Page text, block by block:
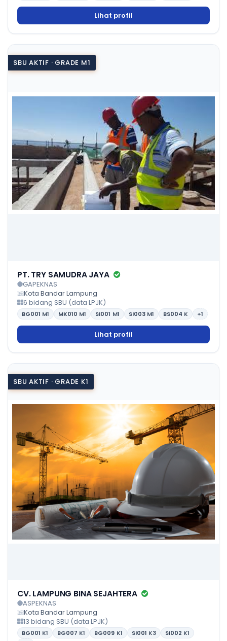
Lihat profil
SBU AKTIF · GRADE M1
PT. TRY SAMUDRA JAYA
GAPEKNAS
Kota Bandar Lampung
6 bidang SBU (data LPJK)
BG001 M1 MK010 M1 SI001 M1 SI003 M1 BS004 K +1
Lihat profil
SBU AKTIF · GRADE K1
CV. LAMPUNG BINA SEJAHTERA
ASPEKNAS
Kota Bandar Lampung
13 bidang SBU (data LPJK)
BG001 K1 BG007 K1 BG009 K1 SI001 K3 SI002 K1